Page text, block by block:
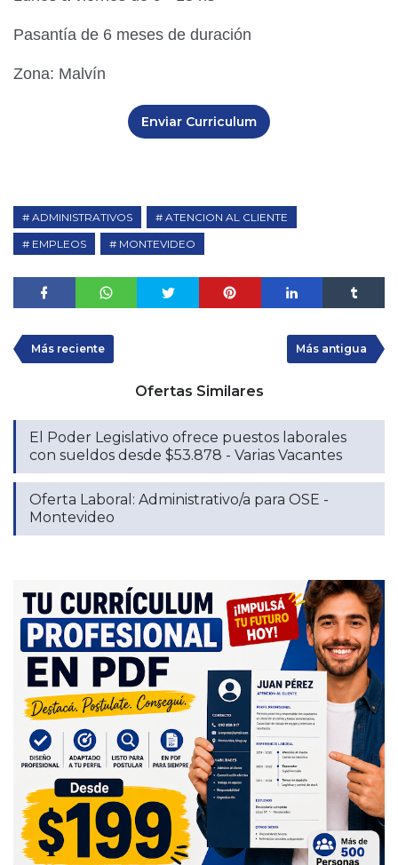
Pasantía de 6 meses de duración
Zona: Malvín
Enviar Curriculum
ADMINISTRATIVOS
ATENCION AL CLIENTE
EMPLEOS
MONTEVIDEO
Más reciente Más antigua
Ofertas Similares
El Poder Legislativo ofrece puestos laborales
con sueldos desde $53.878 - Varias Vacantes
Oferta Laboral: Administrativo/a para OSE -
Montevideo